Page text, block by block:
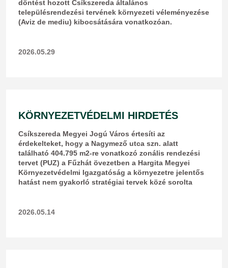
döntést hozott Csíkszereda általános
településrendezési tervének környezeti véleményezése
(Aviz de mediu) kibocsátására vonatkozóan.
2026.05.29
KÖRNYEZETVÉDELMI HIRDETÉS
Csíkszereda Megyei Jogú Város értesíti az
érdekelteket, hogy a Nagymező utca szn. alatt
található 404.795 m2-re vonatkozó zonális rendezési
tervet (PUZ) a Fűzhát övezetben a Hargita Megyei
Környezetvédelmi Igazgatóság a környezetre jelentős
hatást nem gyakorló stratégiai tervek közé sorolta
2026.05.14